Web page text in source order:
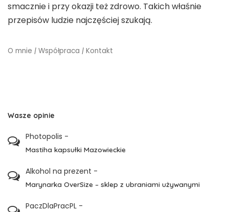
smacznie i przy okazji też zdrowo. Takich właśnie
przepisów ludzie najczęściej szukają.
O mnie | Współpraca | Kontakt
Wasze opinie
Photopolis -
Mastiha kapsułki Mazowieckie
Alkohol na prezent -
Marynarka OverSize – sklep z ubraniami używanymi
PaczDlaPracPL -